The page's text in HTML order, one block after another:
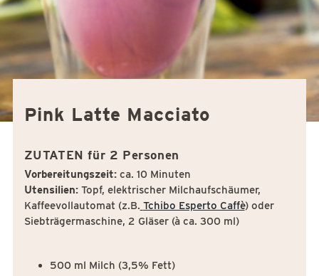
Pink Latte Macciato
ZUTATEN für 2 Personen
Vorbereitungszeit:ca. 10 Minuten
Utensilien:Topf, elektrischer Milchaufschäumer,
Kaffeevollautomat (z.B. Tchibo Esperto Caffè) oder
Siebträgermaschine, 2 Gläser (à ca. 300 ml)
500 ml Milch (3,5% Fett)